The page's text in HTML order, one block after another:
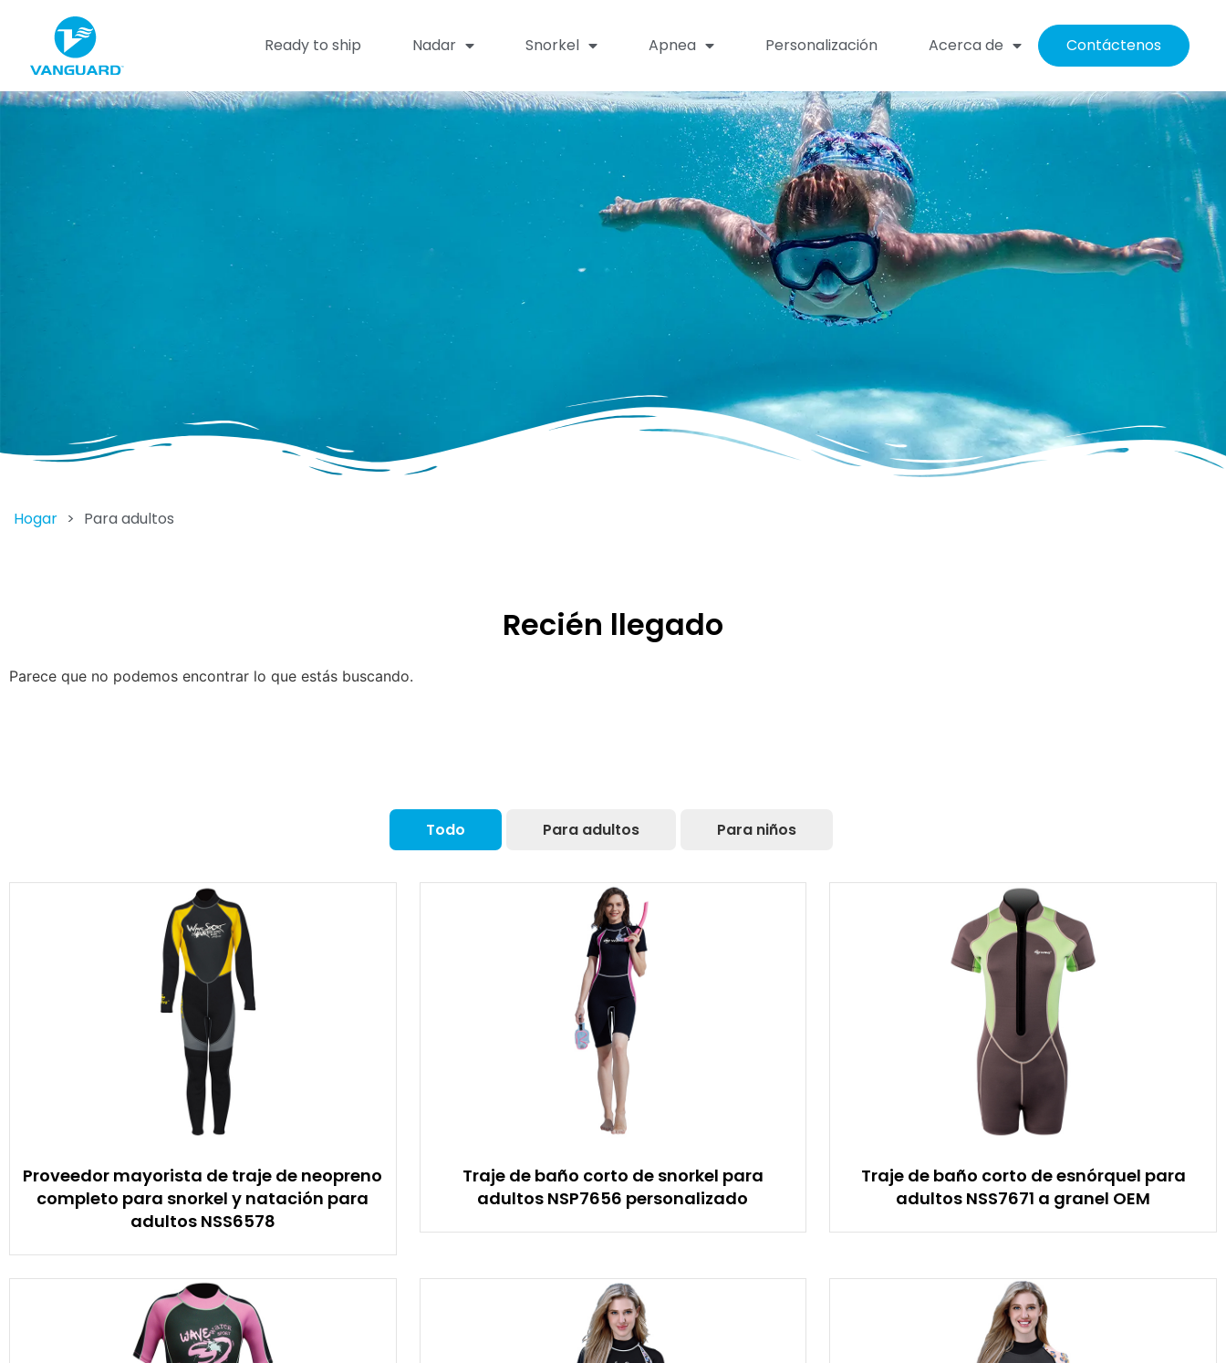
Ready to ship Nadar Snorkel Apnea Personalización Acerca de Contáctenos
Hogar > Para adultos
Recién llegado
Parece que no podemos encontrar lo que estás buscando.
Todo Para adultos Para niños
Proveedor mayorista de traje de neopreno
completo para snorkel y natación para
adultos NSS6578
Traje de baño corto de snorkel para
adultos NSP7656 personalizado
Traje de baño corto de esnórquel para
adultos NSS7671 a granel OEM